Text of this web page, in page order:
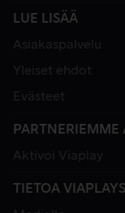
LUE LISÄÄ
Asiakaspalvelu
Yleiset ehdot
Evästeet
PARTNERIEMME
Aktivoi Viaplay
TIETOA